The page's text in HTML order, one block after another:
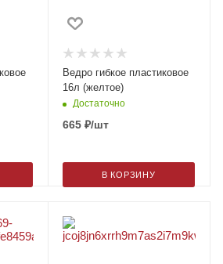
Ведро гибкое пластиковое
16л (желтое)
Достаточно
665₽/шт
В КОРЗИНУ